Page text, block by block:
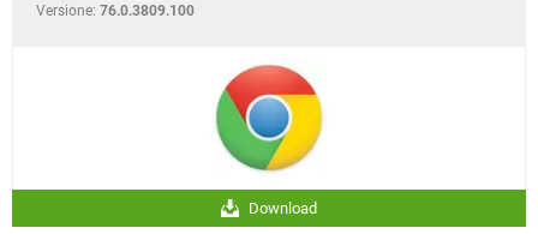
Versione: 76.0.3809.100
Download